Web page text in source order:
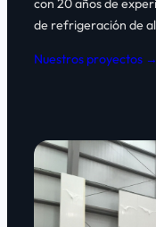
con 20 años de
de refrigeración de
Nuestros proyectos →